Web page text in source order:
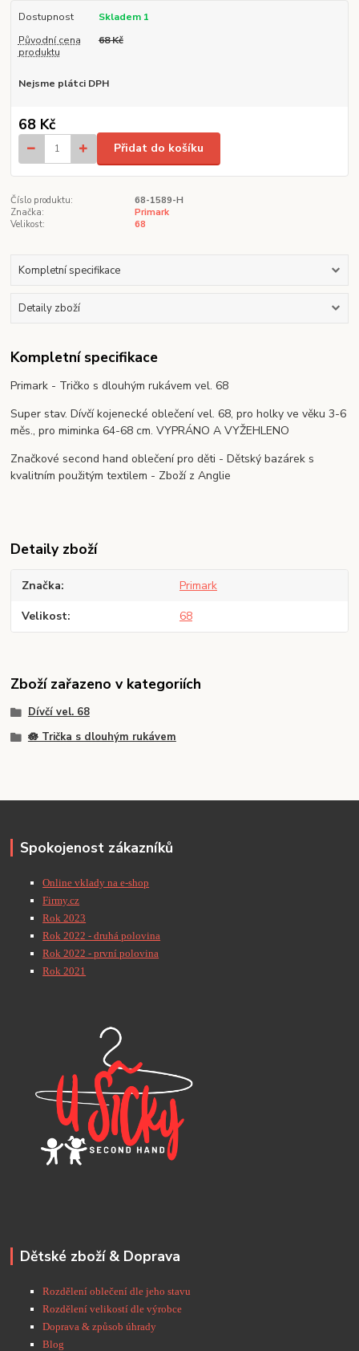
Dostupnost
Skladem 1
Původní cena
produktu
68 Kč
Nejsme plátci DPH
68 Kč
Přidat do košíku
Číslo produktu:
68-1589-H
Značka:
Primark
Velikost:
68
Kompletní specifikace
Detaily zboží
Kompletní specifikace
Primark - Tričko s dlouhým rukávem vel. 68
Super stav. Dívčí kojenecké oblečení vel. 68, pro holky ve věku 3-6
měs., pro miminka 64-68 cm. VYPRÁNO A VYŽEHLENO
Značkové second hand oblečení pro děti - Dětský bazárek s
kvalitním použitým textilem - Zboží z Anglie
Detaily zboží
Značka Primark
Velikost 68
Zboží zařazeno v kategoriích
Dívčí vel. 68
🪷 Trička s dlouhým rukávem
Spokojenost zákazníků
Online vklady na e-shop
Firmy.cz
Rok 2023
Rok 2022 - druhá polovina
Rok 2022 - první polovina
Rok 2021
Dětské zboží & Doprava
Rozdělení oblečení dle jeho stavu
Rozdělení velikostí dle výrobce
Doprava & způsob úhrady
Blog